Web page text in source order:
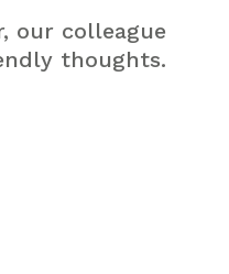
our colleague
thoughts.